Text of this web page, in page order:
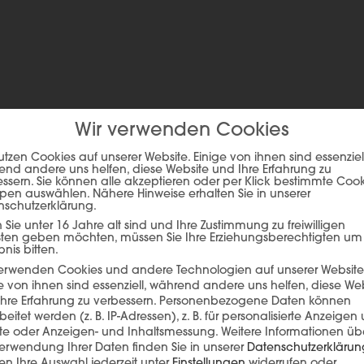
auf den unteren Button, um den Inhalt von player.flipsnack.com
Inhalt laden
Wir verwenden Cookies
Cookies auf unserer Website. Einige von ihnen sind
andere uns helfen, diese Website und Ihre Erfahrung zu
Sie können alle akzeptieren oder per Klick bestimmte
auswählen. Nähere Hinweise erhalten Sie in unserer
Sie unter 16 Jahre alt sind und Ihre Zustimmung zu freiwilligen
geben möchten, müssen Sie Ihre Erziehungsberechtigten um
bitten.
Cookies und andere Technologien auf unserer
von ihnen sind essenziell, während andere uns helfen, diese
Erfahrung zu verbessern. Personenbezogene Daten können
werden (z. B. IP-Adressen), z. B. für personalisierte Anzeigen
oder Anzeigen- und Inhaltsmessung. Weitere Informationen
Ihrer Daten finden Sie in unserer